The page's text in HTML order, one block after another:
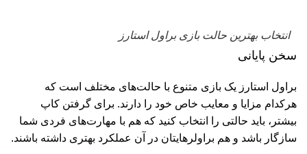
انتخاب بهترین حالت بازی براول استارز
سخن پایانی
براول استارز یک بازی متنوع با حالت‌های مختلف است که
هرکدام مزایا و معایب خاص خود را دارند. برای گرفتن کاپ
بیشتر، باید حالتی را انتخاب کنید که هم با مهارت‌های فردی شما
سازگار باشد و هم براولرهایتان در آن عملکرد بهتری داشته باشند.